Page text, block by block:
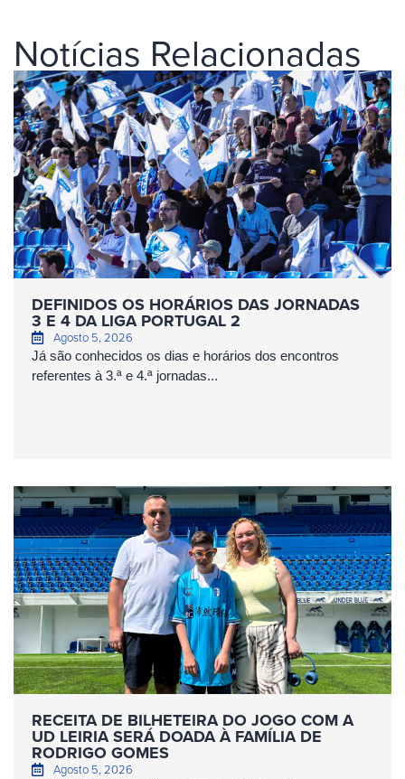
Notícias Relacionadas
DEFINIDOS OS HORÁRIOS DAS JORNADAS
3 E 4 DA LIGA PORTUGAL 2
Agosto 5, 2026
Já são conhecidos os dias e horários dos encontros
referentes à 3.ª e 4.ª jornadas...
RECEITA DE BILHETEIRA DO JOGO COM A
UD LEIRIA SERÁ DOADA À FAMÍLIA DE
RODRIGO GOMES
Agosto 5, 2026